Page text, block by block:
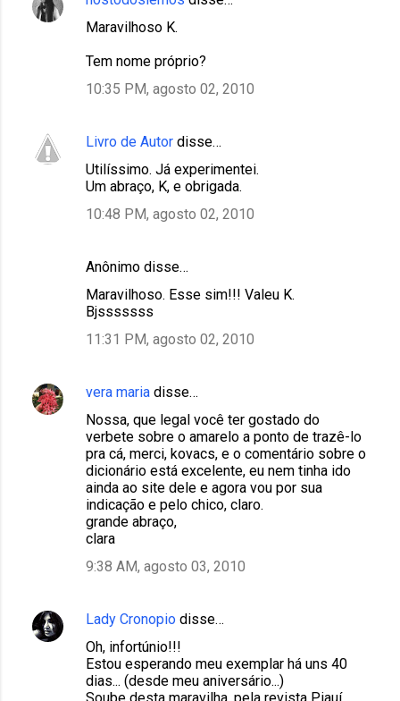
C
á
Maravilhoso K.
Tem nome próprio?
10:35 PM, agosto 02, 2010
Livro de Autor disse…
Utilíssimo. Já experimentei.
Um abraço, K, e obrigada.
10:48 PM, agosto 02, 2010
Anônimo disse…
Maravilhoso. Esse sim!!! Valeu K.
Bjsssssss
11:31 PM, agosto 02, 2010
vera maria disse…
Nossa, que legal você ter gostado do
verbete sobre o amarelo a ponto de trazê-lo
pra cá, merci, kovacs, e o comentário sobre o
dicionário está excelente, eu nem tinha ido
ainda ao site dele e agora vou por sua
indicação e pelo chico, claro.
grande abraço,
clara
9:38 AM, agosto 03, 2010
Lady Cronopio disse…
Oh, infortúnio!!!
Estou esperando meu exemplar há uns 40
dias... (desde meu aniversário...)